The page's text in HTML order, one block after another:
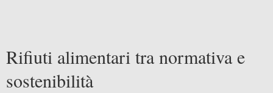
Rifiuti alimentari tra normativa e
sostenibilità